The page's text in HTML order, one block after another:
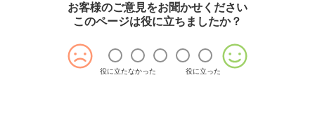
お客様のご意見をお聞かせください
このページは役に立ちましたか？
役に立たなかった 役に立った